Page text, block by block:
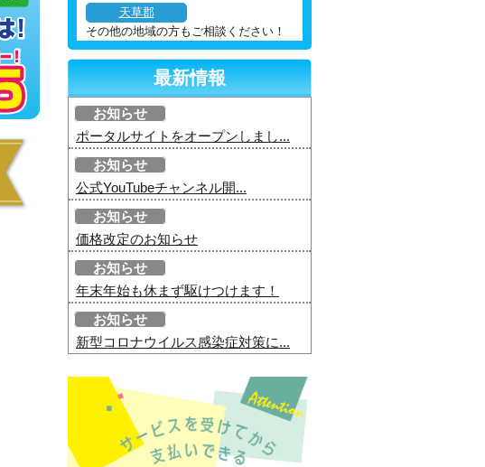
天草郡
その他の地域の方もご相談ください！
最新情報
お知らせ
ポータルサイトをオープンしまし...
お知らせ
公式YouTubeチャンネル開...
お知らせ
価格改定のお知らせ
お知らせ
年末年始も休まず駆けつけます！
お知らせ
新型コロナウイルス感染症対策に...